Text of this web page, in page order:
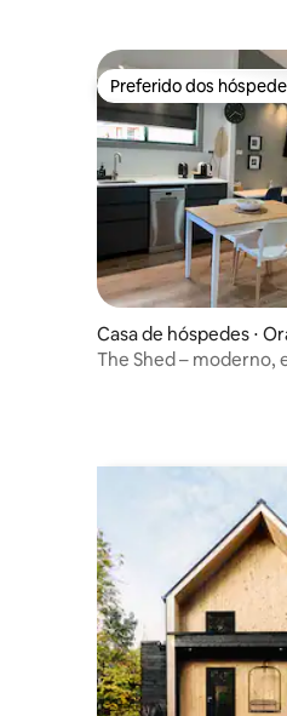
Preferido dos
Preferido dos
Casa de hóspedes ⋅
The Shed – moderno,